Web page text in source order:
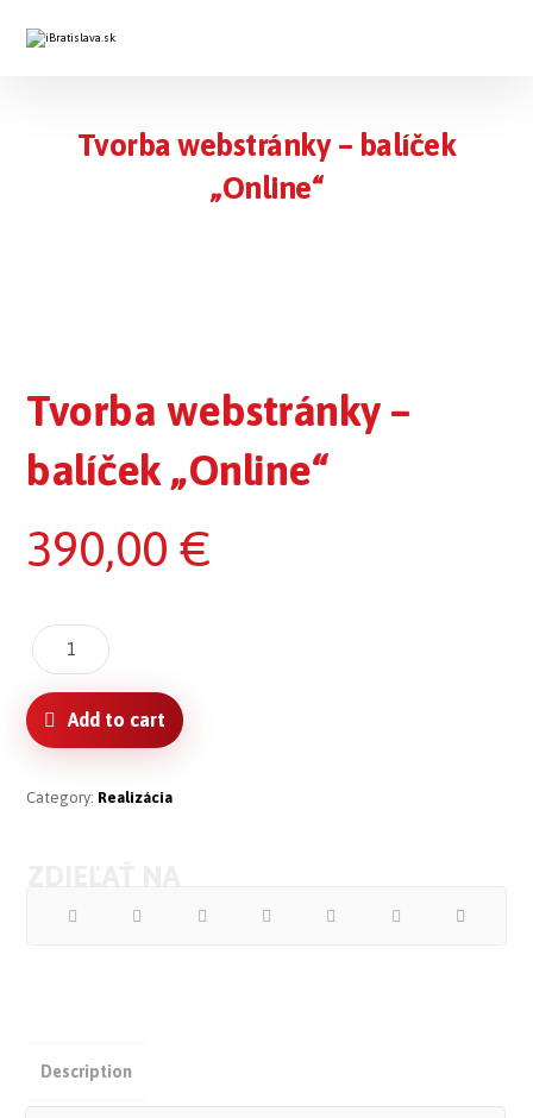
Tvorba webstránky – balíček
„Online“
Tvorba webstránky –
balíček „Online“
390,00€
Add to cart
Category: Realizácia
Description